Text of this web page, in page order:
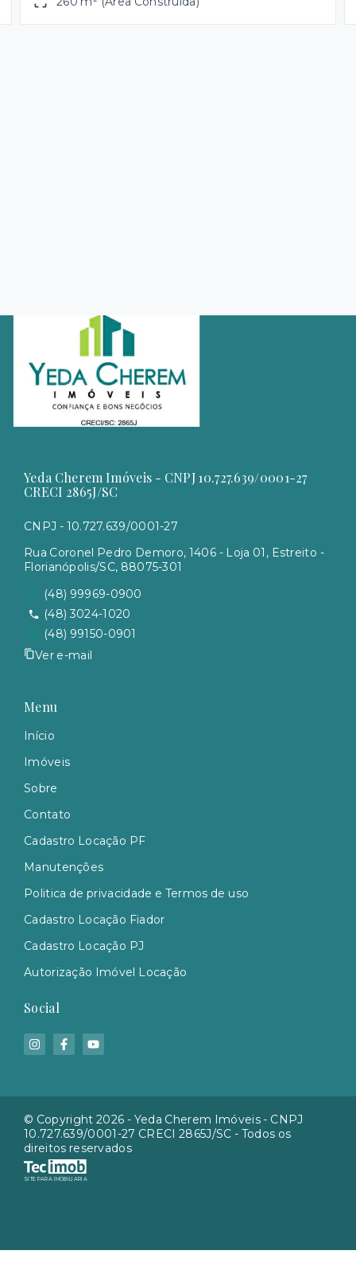
Yeda Cherem Imóveis - CNPJ 10.727.639/0001-27
CRECI 2865J/SC
CNPJ - 10.727.639/0001-27
Rua Coronel Pedro Demoro, 1406 - Loja 01, Estreito -
Florianópolis/SC, 88075-301
(48) 99969-0900
(48) 3024-1020
(48) 99150-0901
Ver e-mail
Menu
Início
Imóveis
Sobre
Contato
Cadastro Locação PF
Manutenções
Politica de privacidade e Termos de uso
Cadastro Locação Fiador
Cadastro Locação PJ
Autorização Imóvel Locação
Social
© Copyright 2026 - Yeda Cherem Imóveis - CNPJ
10.727.639/0001-27 CRECI 2865J/SC - Todos os
direitos reservados
SITE PARA IMOBILIARIA